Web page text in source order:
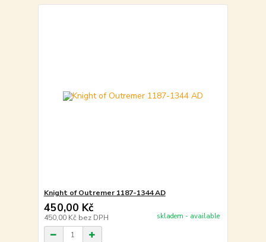
Knight of Outremer 1187-1344 AD
450,00 Kč
450,00 Kč bez DPH skladem - available